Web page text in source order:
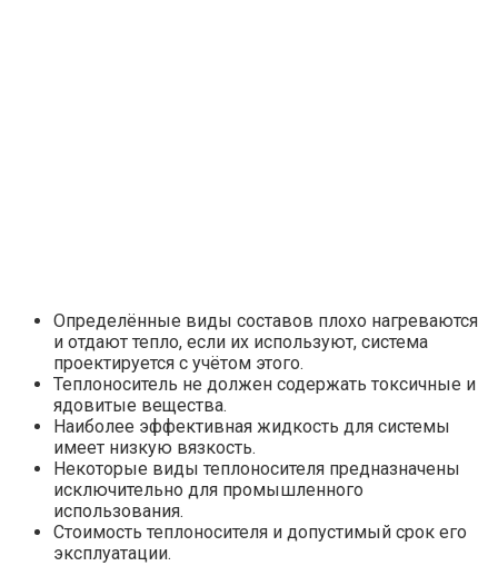
Определённые виды составов плохо нагреваются
и отдают тепло, если их используют, система
проектируется с учётом этого.
Теплоноситель не должен содержать токсичные и
ядовитые вещества.
Наиболее эффективная жидкость для системы
имеет низкую вязкость.
Некоторые виды теплоносителя предназначены
исключительно для промышленного
использования.
Стоимость теплоносителя и допустимый срок его
эксплуатации.